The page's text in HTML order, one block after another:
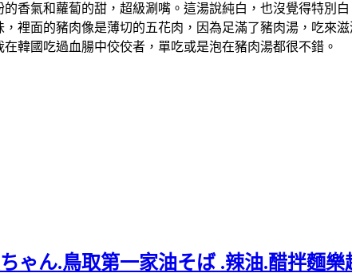
香氣和蘿蔔的甜，超級涮嘴。這湯說純白，也沒覺得特別
裡面的豬肉像是薄切的五花肉，因為足滿了豬肉湯，吃來
韓國吃過血腸中佼佼者，單吃或是泡在豬肉湯都很不錯。
ゃん.鳥取第一家油そば .辣油.醋拌麵